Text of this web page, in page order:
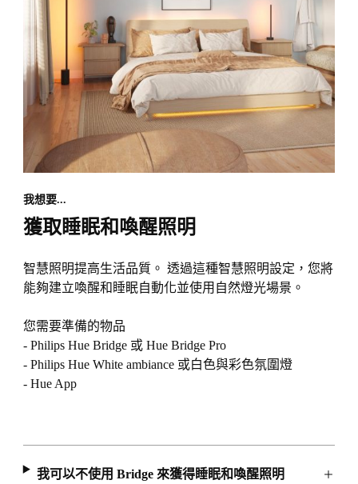
我想要...
獲取睡眠和喚醒照明
智慧照明提高生活品質。 透過這種智慧照明設定，您將
能夠建立喚醒和睡眠自動化並使用自然燈光場景。
您需要準備的物品
- Philips Hue Bridge 或 Hue Bridge Pro
- Philips Hue White ambiance 或白色與彩色氛圍燈
- Hue App
我可以不使用 Bridge 來獲得睡眠和喚醒照明